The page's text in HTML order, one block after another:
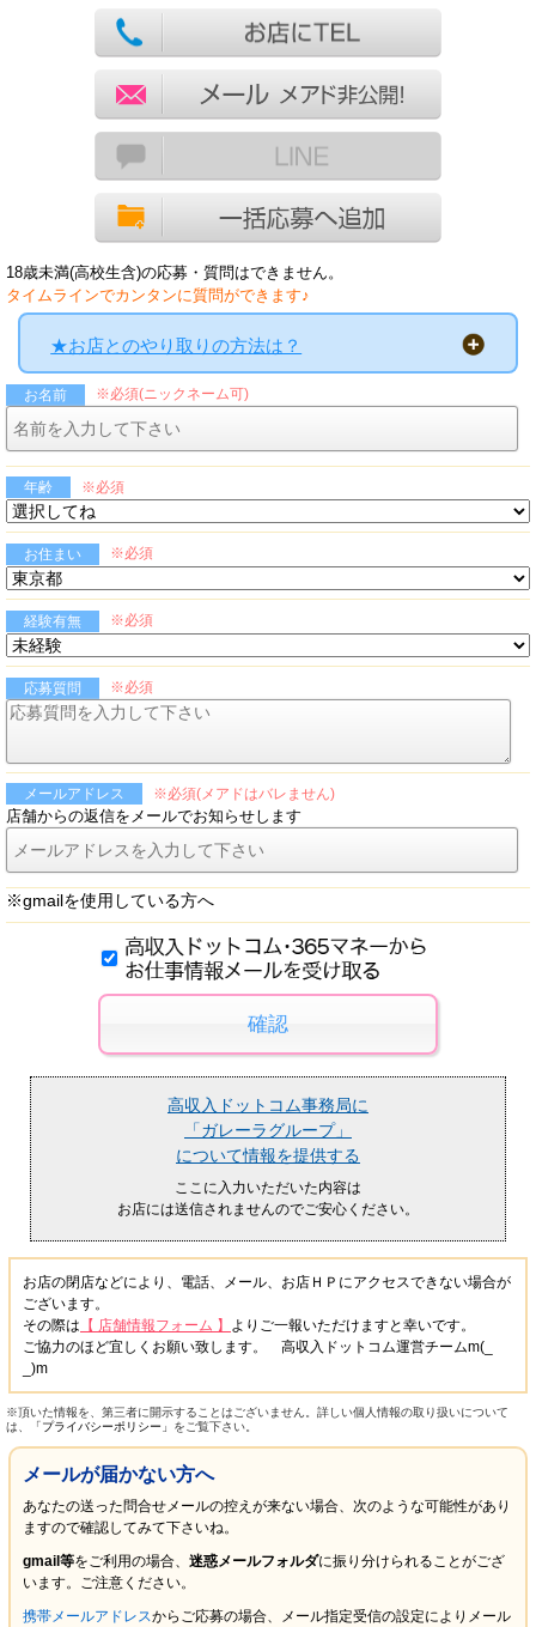
18歳未満(高校生含)の応募・質問はできません。
タイムラインでカンタンに質問ができます♪
★お店とのやり取りの方法は？
お名前 ※必須(ニックネーム可)
年齢 ※必須
お住まい ※必須
経験有無 ※必須
応募質問 ※必須
メールアドレス ※必須(メアドはバレません)
店舗からの返信をメールでお知らせします
※gmailを使用している方へ
高収入ドットコム事務局に
「ガレーラグループ」
について情報を提供する
ここに入力いただいた内容は
お店には送信されませんのでご安心ください。
お店の閉店などにより、電話、メール、お店ＨＰにアクセスできない場合が
ございます。
その際は 【 店舗情報フォーム 】 よりご一報いただけますと幸いです。
ご協力のほど宜しくお願い致します。 高収入ドットコム運営チームm(_
_)m
※頂いた情報を、第三者に開示することはございません。詳しい個人情報の取り扱いについて
は、
「プライバシーポリシー」 をご覧下さい。
メールが届かない方へ
あなたの送った問合せメールの控えが来ない場合、次のような可能性があり
ますので確認してみて下さいね。
gmail等をご利用の場合、 迷惑メールフォルダに振り分けられることがござ
います。ご注意ください。
携帯メールアドレスからご応募の場合、メール指定受信の設定により メール